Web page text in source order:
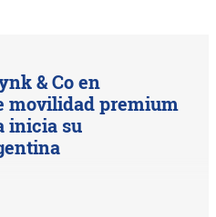
& Co en
movilidad premium
inicia su